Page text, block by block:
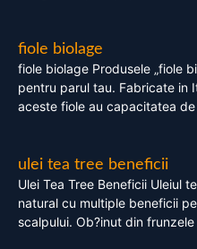
fiole biolage
fiole biolage Produsele „fiole
pentru parul tau. Fabricate in
aceste fiole au capacitatea de
ulei tea tree beneficii
Ulei Tea Tree Beneficii Uleiul
natural cu multiple beneficii
scalpului. Ob?inut din